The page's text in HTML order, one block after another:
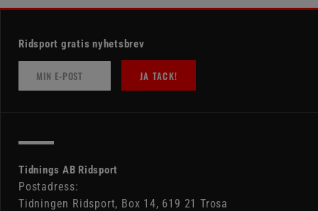
Ridsport gratis nyhetsbrev
JA TACK!
Tidnings AB Ridsport
Postadress:
Tidningen Ridsport, Box 14, 619 21 Trosa